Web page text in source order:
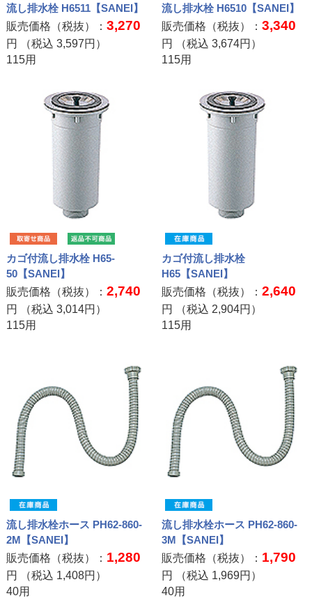
流し排水栓 H6511【SANEI】
販売価格（税抜）： 3,270
円 （税込 3,597円）
115用
流し排水栓 H6510【SANEI】
販売価格（税抜）：3,340
円 （税込3,674円）
115用
カゴ付流し排水栓 H65-
50【SANEI】
販売価格（税抜）： 2,740
円 （税込 3,014円）
115用
カゴ付流し排水栓
H65【SANEI】
販売価格（税抜）：2,640
円 （税込 2,904円）
115用
流し排水栓ホース PH62-860-
2M【SANEI】
販売価格（税抜）： 1,280
円 （税込 1,408円）
40用
流し排水栓ホース PH62-860-
3M【SANEI】
販売価格（税抜）： 1,790
円 （税込 1,969円）
40用